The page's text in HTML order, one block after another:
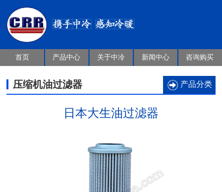
首页 产品中心 关于中冷 新闻中心 咨询购买
压缩机油过滤器 产品分类
日本大生油过滤器